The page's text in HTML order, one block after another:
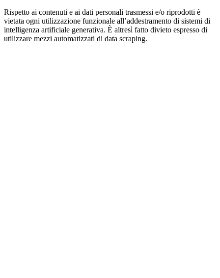
Rispetto ai contenuti e ai dati personali trasmessi e/o riprodotti è
vietata ogni utilizzazione funzionale all’addestramento di sistemi di
intelligenza artificiale generativa. È altresì fatto divieto espresso di
utilizzare mezzi automatizzati di data scraping.